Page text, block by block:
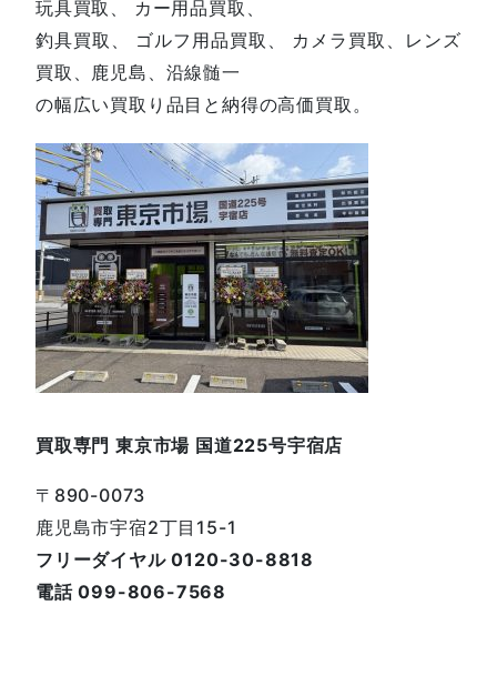
玩具買取、 カー用品買取、
釣具買取、 ゴルフ用品買取、 カメラ買取、レンズ
買取、鹿児島、沿線髄一
の幅広い買取り品目と納得の高価買取。
買取専門 東京市場 国道225号宇宿店
〒890-0073
鹿児島市宇宿2丁目15-1
フリーダイヤル 0120-30-8818
電話 099-806-7568